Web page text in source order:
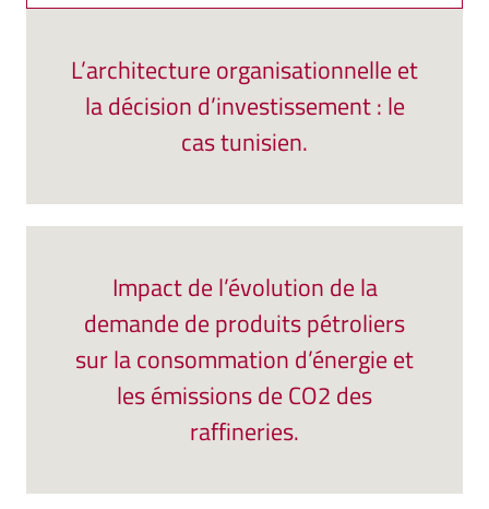
L’architecture organisationnelle et
la décision d’investissement : le
cas tunisien.
Impact de l’évolution de la
demande de produits pétroliers
sur la consommation d’énergie et
les émissions de CO2 des
raffineries.